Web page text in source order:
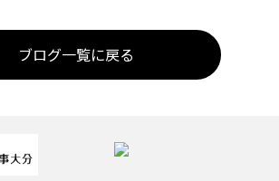
ブログ一覧に戻る